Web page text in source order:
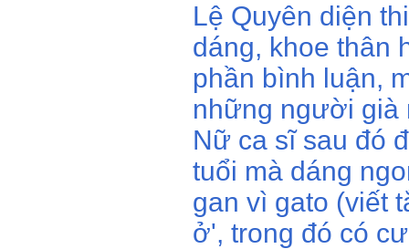
Lệ Quyên diện
dáng, khoe thân
phần bình luận,
những người già
Nữ ca sĩ sau đó
tuổi mà dáng
gan vì gato (viết
ở', trong đó có